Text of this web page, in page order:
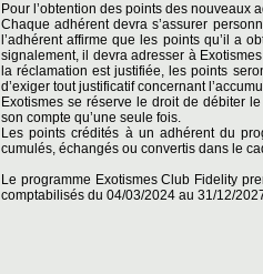
Pour l’obtention des points des nouveaux
Chaque adhérent devra s’assurer
l’adhérent affirme que les points qu’il a
signalement, il devra adresser à
la réclamation est justifiée, les points
d’exiger tout justificatif concernant
Exotismes se réserve le droit de débiter
son compte qu’une seule fois.
Les points crédités à un adhérent du
cumulés, échangés ou convertis dans le
Le programme Exotismes Club Fidelity
comptabilisés du 04/03/2024 au 31/12/